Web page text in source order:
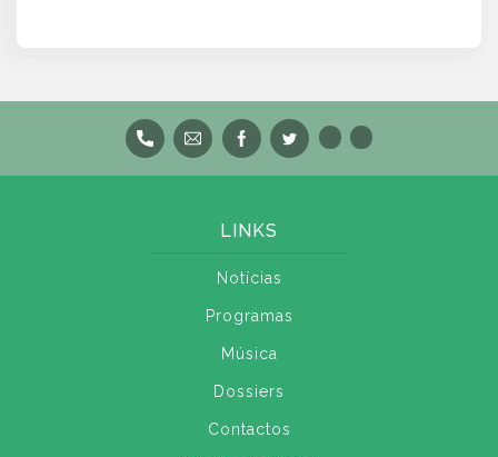
LINKS
Notícias
Programas
Música
Dossiers
Contactos